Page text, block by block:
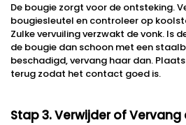
De bougie zorgt voor de ontsteking.
bougiesleutel en controleer op
Zulke vervuiling verzwakt de vonk. Is
de bougie dan schoon met een
beschadigd, vervang haar dan.
terug zodat het contact goed is.
Stap 3. Verwijder of